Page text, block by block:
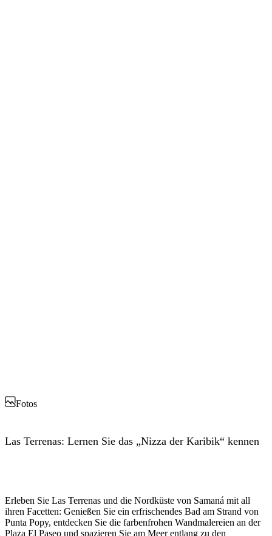
Fotos
Las Terrenas: Lernen Sie das „Nizza der Karibik“ kennen
Erleben Sie Las Terrenas und die Nordküste von Samaná mit all
ihren Facetten: Genießen Sie ein erfrischendes Bad am Strand von
Punta Popy, entdecken Sie die farbenfrohen Wandmalereien an der
Plaza El Paseo und spazieren Sie am Meer entlang zu den